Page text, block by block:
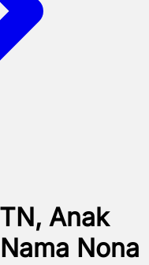
Anak
Nona